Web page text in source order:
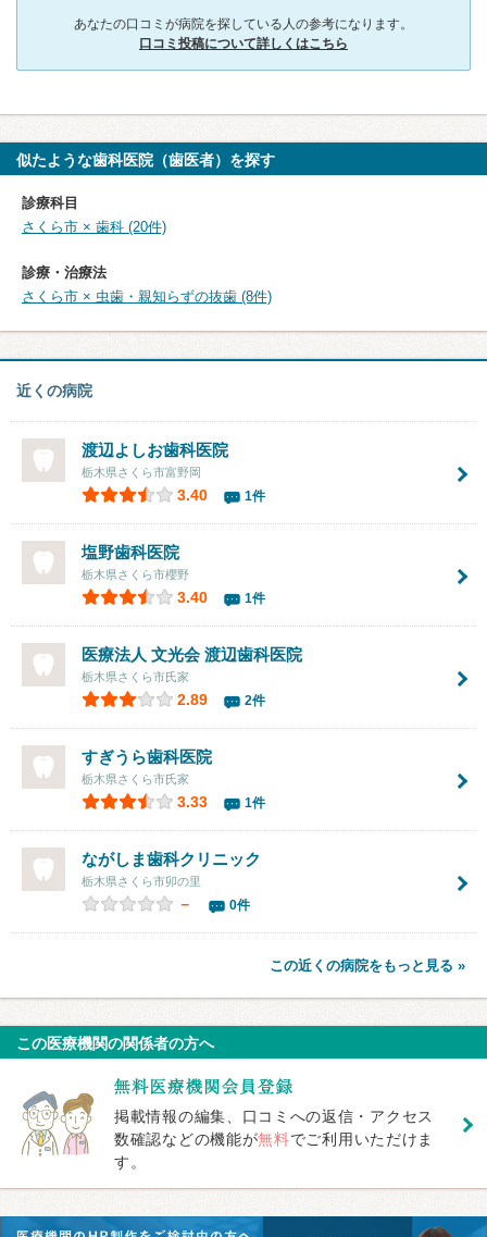
あなたの口コミが病院を探している人の参考になります。
口コミ投稿について詳しくはこちら
似たような歯科医院（歯医者）を探す
診療科目
さくら市 × 歯科 (20件)
診療・治療法
さくら市 × 虫歯・親知らずの抜歯 (8件)
近くの病院
渡辺よしお歯科医院
栃木県さくら市富野岡
3.40 1件
塩野歯科医院
栃木県さくら市櫻野
3.40 1件
医療法人 文光会渡辺歯科医院
栃木県さくら市氏家
2.89 2件
すぎうら歯科医院
栃木県さくら市氏家
3.33 1件
ながしま歯科クリニック
栃木県さくら市卯の里
－ 0件
この近くの病院をもっと見る »
この医療機関の関係者の方へ
掲載情報の編集、口コミへの返信・アクセス
数確認などの機能が無料でご利用いただけま
す。